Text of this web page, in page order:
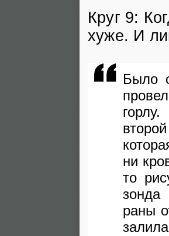
Круг 9:
хуже. И
Было
ни
то
зонда
раны